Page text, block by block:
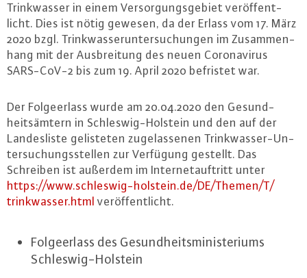
Trink­was­ser in einem Ver­sor­gungs­ge­biet ver­öf­fent­
licht. Dies ist nötig gewesen, da der Erlass vom 17. März
2020 bzgl. Trink­was­ser­un­ter­su­chun­gen im Zu­sam­men­
hang mit der Aus­brei­tung des neuen Co­ro­na­vi­rus
SARS-CoV-2 bis zum 19. April 2020 befristet war.
Der Fol­ge­er­lass wurde am 20.04.2020 den Ge­sund­
heits­äm­tern in Schles­wig-Hol­stein und den auf der
Lan­des­lis­te ge­lis­te­ten zu­ge­las­se­nen Trink­was­ser-Un­
ter­su­chungs­stel­len zur Verfügung gestellt. Das
Schreiben ist außerdem im In­ter­net­auf­tritt unter
https://​www.​schleswig-​holstein.​de/​DE/​Themen/​T/​
trinkwasser.​html ver­öf­fent­licht.
Fol­ge­er­lass des Ge­sund­heits­mi­nis­te­ri­ums
Schles­wig-Hol­stein